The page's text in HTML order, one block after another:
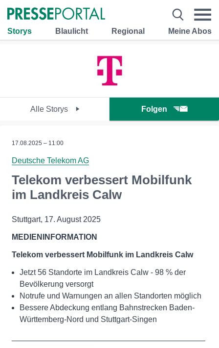
Storys Blaulicht Regional Meine Abos
Alle Storys Folgen
17.08.2025 – 11:00
Deutsche Telekom AG
Telekom verbessert Mobilfunk
im Landkreis Calw
Stuttgart, 17. August 2025
MEDIENINFORMATION
Telekom verbessert Mobilfunk im Landkreis Calw
Jetzt 56 Standorte im Landkreis Calw - 98 % der
Bevölkerung versorgt
Notrufe und Warnungen an allen Standorten möglich
Bessere Abdeckung entlang Bahnstrecken Baden-
Württemberg-Nord und Stuttgart-Singen